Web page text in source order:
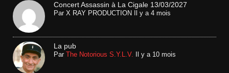
Concert Assassin à La Cigale 13/03/2027
Par X RAY PRODUCTION Il y a 4 mois
La pub
Par The Notorious S.Y.L.V. Il y a 10 mois